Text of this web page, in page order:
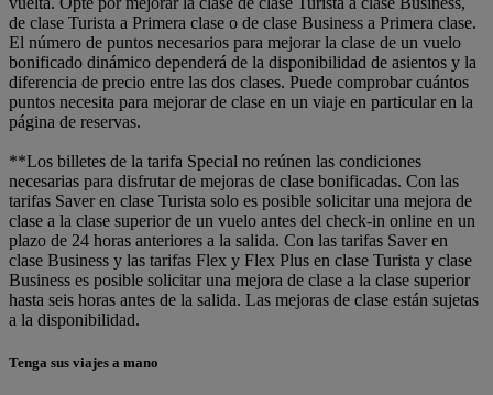
de clase Turista a Primera clase o de clase Business a Primera clase.
El número de puntos necesarios para mejorar la clase de un vuelo
bonificado dinámico dependerá de la disponibilidad de asientos y la
diferencia de precio entre las dos clases. Puede comprobar cuántos
puntos necesita para mejorar de clase en un viaje en particular en la
página de reservas.
**Los billetes de la tarifa Special no reúnen las condiciones
necesarias para disfrutar de mejoras de clase bonificadas. Con las
tarifas Saver en clase Turista solo es posible solicitar una mejora de
clase a la clase superior de un vuelo antes del check-in online en un
plazo de 24 horas anteriores a la salida. Con las tarifas Saver en
clase Business y las tarifas Flex y Flex Plus en clase Turista y clase
Business es posible solicitar una mejora de clase a la clase superior
hasta seis horas antes de la salida. Las mejoras de clase están sujetas
a la disponibilidad.
Tenga sus viajes a mano